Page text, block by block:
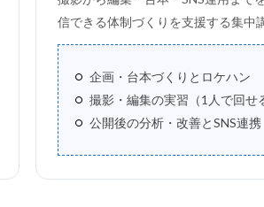
信できる体制づくりを支援する集中
企画・台本づくりとロケハン
撮影・編集の実習（1人で回せ
公開後の分析・改善とSNS連携